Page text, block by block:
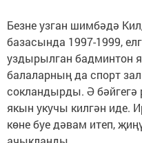
Безне узган шимбәдә
базасында 1997-1999,
уздырылган бадминтон
балаларның да спорт
сокландырды. Ә бәйгегә
якын укучы килгән иде.
көне буе дәвам итеп,